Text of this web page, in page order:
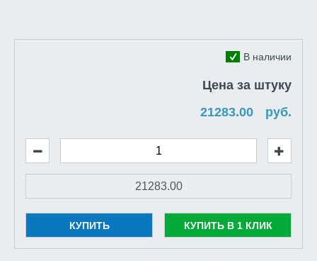
В наличии
Цена за штуку
руб.
КУПИТЬ КУПИТЬ В 1 КЛИК